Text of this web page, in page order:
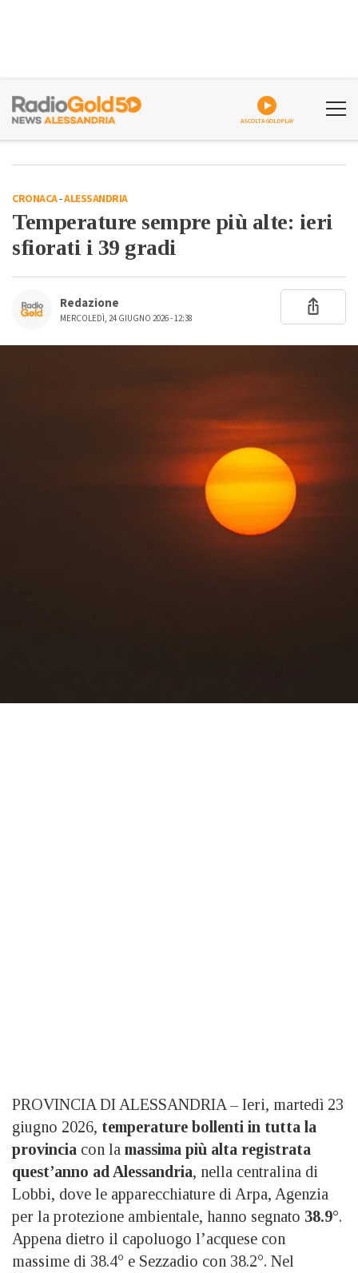
ASCOLTA GOLDPLAY
CRONACA-ALESSANDRIA
Temperature sempre più alte: ieri
sfiorati i 39 gradi
Redazione
MERCOLEDÌ, 24 GIUGNO 2026 - 12:38
PROVINCIA DI ALESSANDRIA – Ieri, martedì 23
giugno 2026, temperature bollenti in tutta la
provincia con la massima più alta registrata
quest’anno ad Alessandria, nella centralina di
Lobbi, dove le apparecchiature di Arpa, Agenzia
per la protezione ambientale, hanno segnato 38.9°.
Appena dietro il capoluogo l’acquese con
massime di 38.4° e Sezzadio con 38.2°. Nel